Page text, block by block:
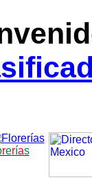
rerías